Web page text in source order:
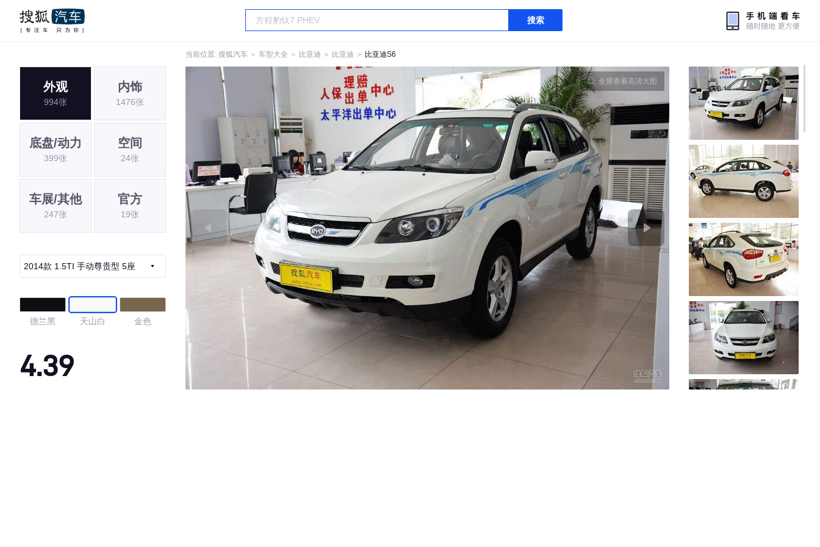
搜索
当前位置: 搜狐汽车 ＞ 车型大全 ＞ 比亚迪 ＞ 比亚迪 ＞ 比亚迪S6
外观
994张
内饰
1476张
底盘/动力
399张
空间
24张
车展/其他
247张
官方
19张
2014款 1.5TI 手动尊贵型 5座
德兰黑 天山白 金色
4.39
全屏查看高清大图